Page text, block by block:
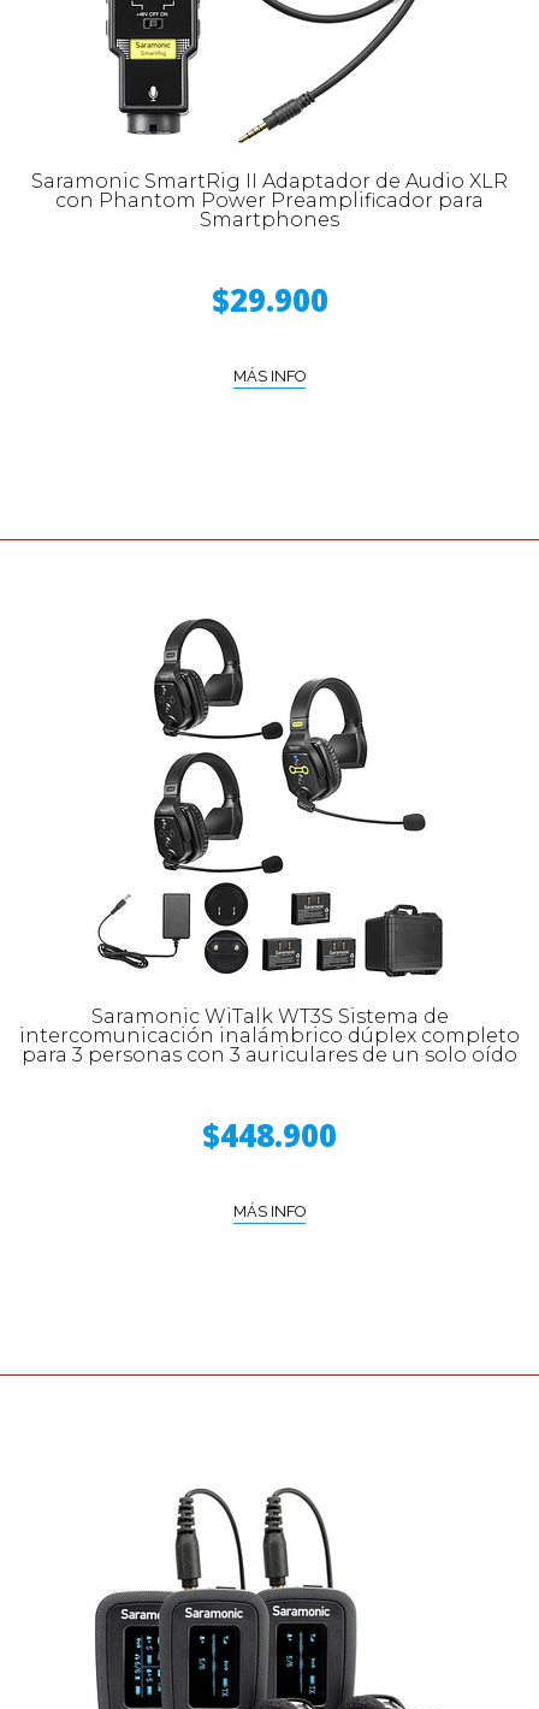
Saramonic SmartRig II Adaptador de Audio XLR
con Phantom Power Preamplificador para
Smartphones
$29.900
MÁS INFO
Saramonic WiTalk WT3S Sistema de
intercomunicación inalámbrico dúplex completo
para 3 personas con 3 auriculares de un solo oído
$448.900
MÁS INFO